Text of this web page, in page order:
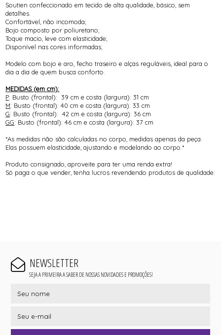
Soutien confeccionado em tecido de alta qualidade, básico, sem
detalhes.
Confortável, não incomoda;
Bojo composto por poliuretano;
Toque macio, leve com elasticidade;
Disponível nas cores informadas;
Modelo com bojo e aro, fecho traseiro e alças reguláveis, ideal para o
dia a dia de quem busca conforto.
MEDIDAS (em cm):
P: Busto (frontal): 39 cm e costa (largura): 31 cm
M: Busto (frontal): 40 cm e costa (largura): 33 cm
G: Busto (frontal): 42 cm e costa (largura): 36 cm
GG: Busto (frontal): 46 cm e costa (largura): 37 cm
*As medidas não são calculadas no corpo, medidas apenas da peça.
Elas possuem elasticidade, ajustando e modelando ao corpo.*
Produto consignado, aproveite para ter uma renda extra!
Só paga o que vender, tenha lucros revendendo produtos de qualidade.
NEWSLETTER
SEJA A PRIMEIRA A SABER DE NOSSAS NOVIDADES E PROMOÇÕES!